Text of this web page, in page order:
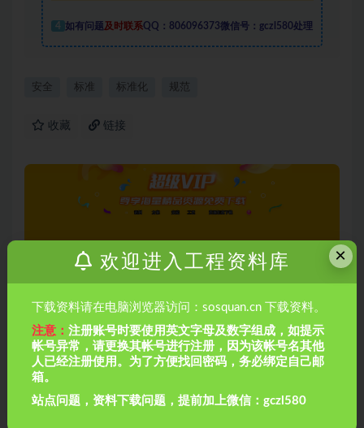
4 如有问题及时联系QQ：806096373微信号：gczl580处理
安全 标准 标准化 规范
收藏 链接
2015混凝土结构工程施工质量验收规范
下一篇
2018最新《建筑设计防火规范GB-50016-2014》解读
×
欢迎进入工程资料库
下载资料请在电脑浏览器访问：sosquan.cn 下载资料。
注意：注册账号时要使用英文字母及数字组成，如提示
帐号异常，请更换其帐号进行注册，因为该帐号名其他
人已经注册使用。为了方便找回密码，务必绑定自己邮
箱。
站点问题，资料下载问题，提前加上微信：gczl580